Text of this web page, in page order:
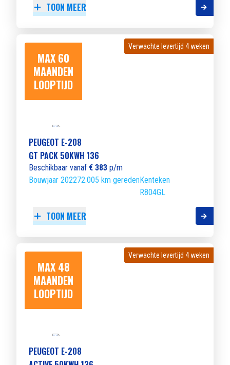
TOON MEER
MAX 60
MAANDEN
LOOPTIJD
Verwachte levertijd 4 weken
Verwachte levertijd 4 weken
PEUGEOT E-208
GT PACK 50KWH 136
Beschikbaar vanaf € 383 p/m
Bouwjaar 202272.005 km geredenKenteken
R804GL
TOON MEER
MAX 48
MAANDEN
LOOPTIJD
Verwachte levertijd 4 weken
Verwachte levertijd 4 weken
PEUGEOT E-208